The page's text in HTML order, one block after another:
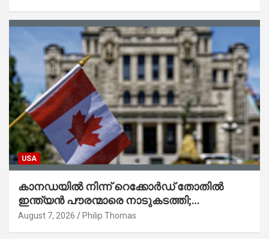
USA
കാനഡയിൽ നിന്ന് റെക്കോർഡ് തോതിൽ
ഇന്ത്യൻ പൗരന്മാരെ നാടുകടത്തി;
ആറുമാസത്തിനിടെ 3,323 പേർ
August 7, 2026 Philip Thomas